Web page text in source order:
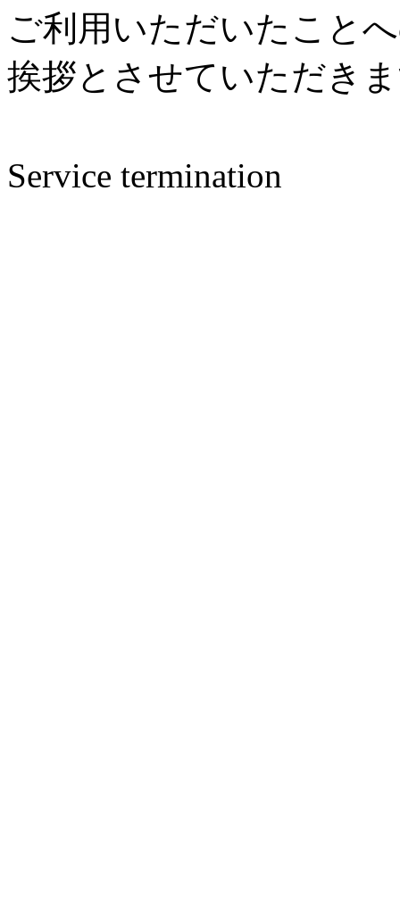
ご利用いただいたこと
挨拶とさせていただき
Service termination